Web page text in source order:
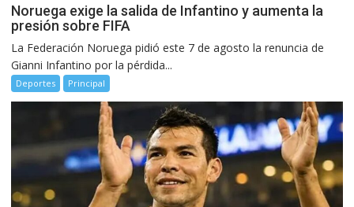
Noruega exige la salida de Infantino y aumenta la
presión sobre FIFA
La Federación Noruega pidió este 7 de agosto la renuncia de
Gianni Infantino por la pérdida...
Deportes Principal